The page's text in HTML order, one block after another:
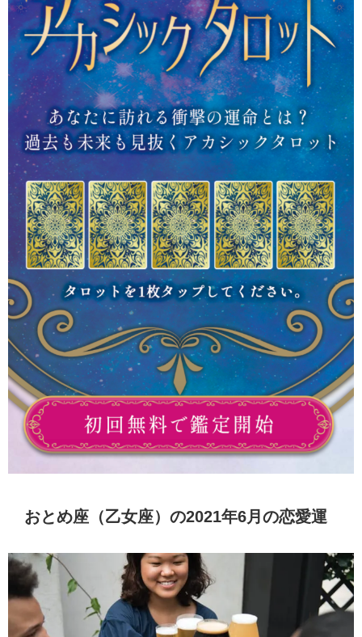
おとめ座（乙女座）の2021年6月の恋愛運